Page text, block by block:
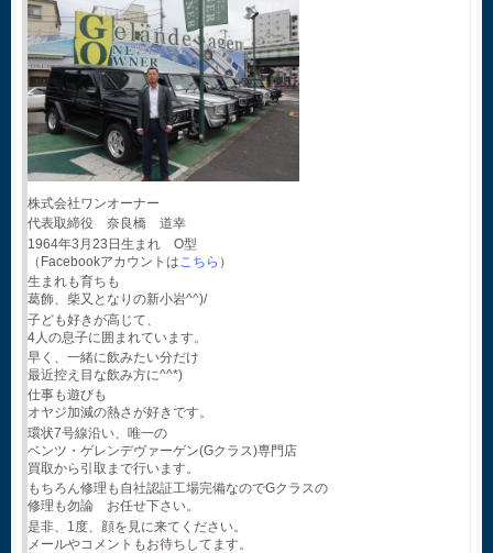
株式会社ワンオーナー
代表取締役 奈良橋 道幸
1964年3月23日生まれ O型
（Facebookアカウントはこちら ）
生まれも育ちも
葛飾、柴又となりの新小岩^^)/
子ども好きが高じて、
4人の息子に囲まれています。
早く、一緒に飲みたい分だけ
最近控え目な飲み方に^^*)
仕事も遊びも
オヤジ加減の熱さが好きです。
環状7号線沿い、唯一の
ベンツ・ゲレンデヴァーゲン(Gクラス)専門店
買取から引取まで行います。
もちろん修理も自社認証工場完備なのでGクラスの
修理も勿論 お任せ下さい。
是非、1度、顔を見に来てください。
メールやコメントもお待ちしてます。